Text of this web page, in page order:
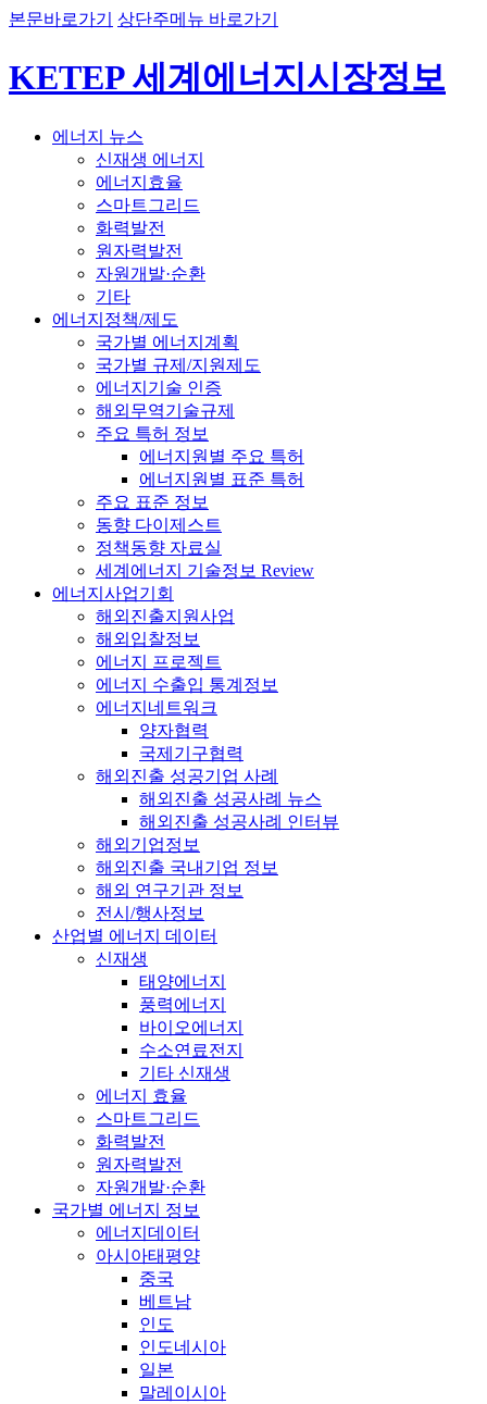
본문바로가기 상단주메뉴 바로가기
KETEP 세계에너지시장정보
에너지 뉴스
신재생 에너지
에너지효율
스마트그리드
화력발전
원자력발전
자원개발·순환
기타
에너지정책/제도
국가별 에너지계획
국가별 규제/지원제도
에너지기술 인증
해외무역기술규제
주요 특허 정보
에너지원별 주요 특허
에너지원별 표준 특허
주요 표준 정보
동향 다이제스트
정책동향 자료실
세계에너지 기술정보 Review
에너지사업기회
해외진출지원사업
해외입찰정보
에너지 프로젝트
에너지 수출입 통계정보
에너지네트워크
양자협력
국제기구협력
해외진출 성공기업 사례
해외진출 성공사례 뉴스
해외진출 성공사례 인터뷰
해외기업정보
해외진출 국내기업 정보
해외 연구기관 정보
전시/행사정보
산업별 에너지 데이터
신재생
태양에너지
풍력에너지
바이오에너지
수소연료전지
기타 신재생
에너지 효율
스마트그리드
화력발전
원자력발전
자원개발·순환
국가별 에너지 정보
에너지데이터
아시아태평양
중국
베트남
인도
인도네시아
일본
말레이시아